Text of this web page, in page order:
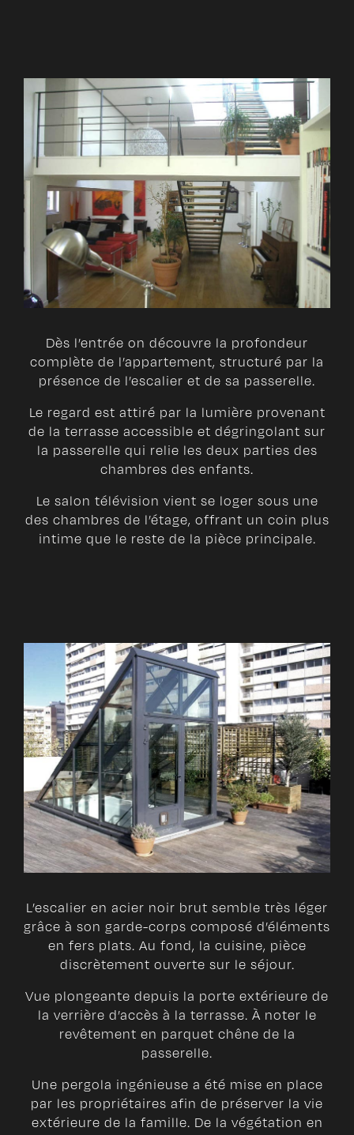
Dès l’entrée on découvre la profondeur
complète de l’appartement, structuré par la
présence de l’escalier et de sa passerelle.
Le regard est attiré par la lumière provenant
de la terrasse accessible et dégringolant sur
la passerelle qui relie les deux parties des
chambres des enfants.
Le salon télévision vient se loger sous une
des chambres de l’étage, offrant un coin plus
intime que le reste de la pièce principale.
L’escalier en acier noir brut semble très léger
grâce à son garde-corps composé d’éléments
en fers plats. Au fond, la cuisine, pièce
discrètement ouverte sur le séjour.
Vue plongeante depuis la porte extérieure de
la verrière d’accès à la terrasse. À noter le
revêtement en parquet chêne de la
passerelle.
Une pergola ingénieuse a été mise en place
par les propriétaires afin de préserver la vie
extérieure de la famille. De la végétation en